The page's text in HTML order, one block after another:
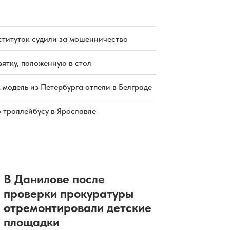
судили за мошенничество
положенную в стол
из Петербурга отпели в Белграде
троллейбусу в Ярославле
В Данилове после
проверки прокуратуры
отремонтировали детские
площадки